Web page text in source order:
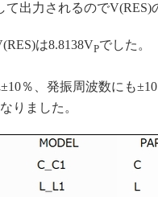
て出力されるのでV(RES)
は8.8138VPでした。
％、発振周波数にも
りました。